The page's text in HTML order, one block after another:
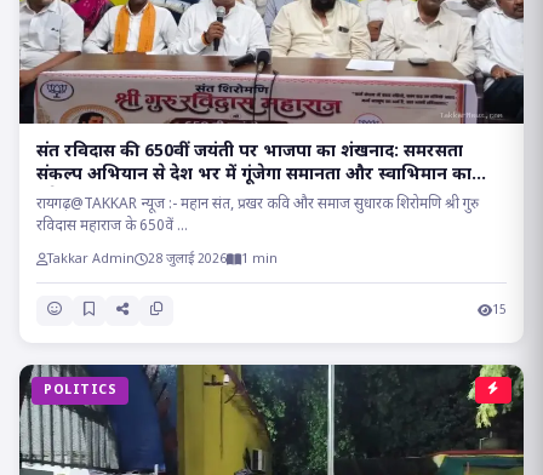
संत रविदास की 650वीं जयंती पर भाजपा का शंखनाद: समरसता
संकल्प अभियान से देश भर में गूंजेगा समानता और स्वाभिमान का
संदेश!!
रायगढ़@TAKKAR न्यूज :- महान संत, प्रखर कवि और समाज सुधारक शिरोमणि श्री गुरु
रविदास महाराज के 650वें ...
Takkar Admin 28 जुलाई 2026 1 min
15
POLITICS